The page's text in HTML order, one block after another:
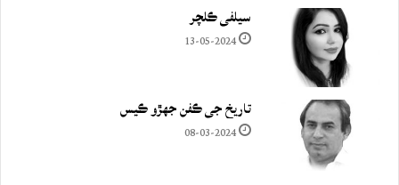
سيلفي ڪلچر
13-05-2024
تاريخ جي ڪفن جھڙو ڪيس
08-03-2024